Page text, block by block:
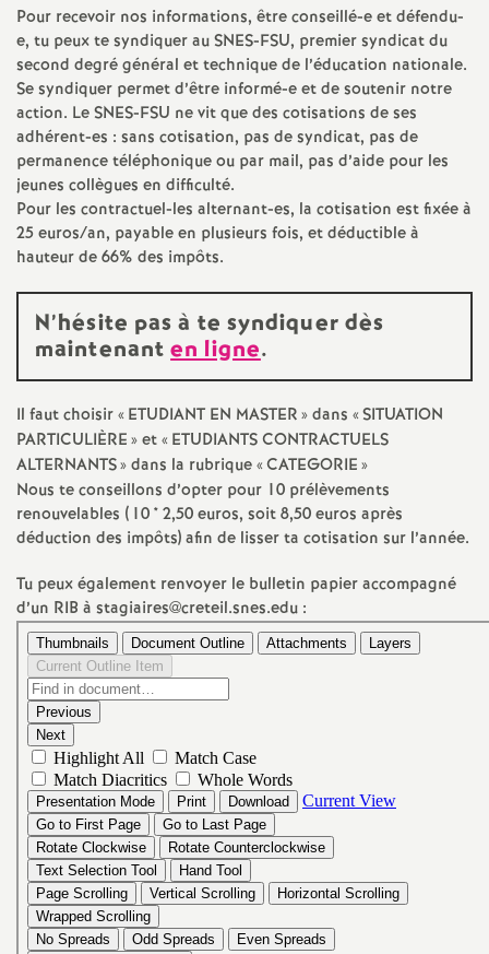
S
e
c
o
n
d
d
e
g
r
é
O
é
a
n
Pour recevoir nos informations, être conseillé-e et défendu-
e, tu peux te syndiquer auSNES-FSU, premier syndicat du
second degré général et technique de l’éducation nationale.
Se syndiquer permet d’être informé-e et de soutenir notre
action. LeSNES-FSU ne vit que des cotisations de ses
adhérent-es : sans cotisation, pas de syndicat, pas de
permanence téléphonique ou par mail, pas d’aide pour les
jeunes collègues en difficulté.
Pour les contractuel-les alternant-es, la cotisation est fixée à
25 euros/an, payable en plusieurs fois, et déductible à
hauteur de 66% des impôts.
N’hésite pas à te syndiquer dès
maintenanten ligne.
Il faut choisir «ETUDIANT EN MASTER» dans «SITUATION
PARTICULIÈRE» et «ETUDIANTSCONTRACTUELS
ALTERNANTS» dans la rubrique «CATEGORIE»
Nous te conseillons d’opter pour 10 prélèvements
renouvelables (10 * 2,50 euros, soit 8,50 euros après
déduction des impôts) afin de lisser ta cotisation sur l’année.
Tu peux également renvoyer le bulletin papier accompagné
d’un RIB à stagiaires@creteil.snes.edu :